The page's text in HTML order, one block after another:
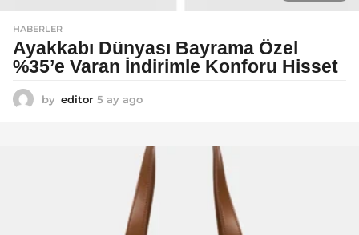
HABERLER
Ayakkabı Dünyası Bayrama Özel
%35’e Varan İndirimle Konforu Hisset
by editor 5 ay ago
a
g